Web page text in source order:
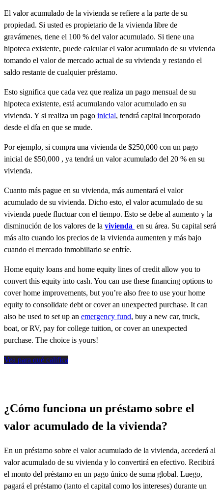
El valor acumulado de la vivienda se refiere a la parte de su
propiedad. Si usted es propietario de la vivienda libre de
gravámenes, tiene el 100 % del valor acumulado. Si tiene una
hipoteca existente, puede calcular el valor acumulado de su vivienda
tomando el valor de mercado actual de su vivienda y restando el
saldo restante de cualquier préstamo.
Esto significa que cada vez que realiza un pago mensual de su
hipoteca existente, está acumulando valor acumulado en su
vivienda. Y si realiza un pago inicial, tendrá capital incorporado
desde el día en que se mude.
Por ejemplo, si compra una vivienda de $250,000 con un pago
inicial de $50,000 , ya tendrá un valor acumulado del 20 % en su
vivienda.
Cuanto más pague en su vivienda, más aumentará el valor
acumulado de su vivienda. Dicho esto, el valor acumulado de su
vivienda puede fluctuar con el tiempo. Esto se debe al aumento y la
disminución de los valores de la vivienda en su área. Su capital será
más alto cuando los precios de la vivienda aumenten y más bajo
cuando el mercado inmobiliario se enfríe.
Home equity loans and home equity lines of credit allow you to
convert this equity into cash. You can use these financing options to
cover home improvements, but you’re also free to use your home
equity to consolidate debt or cover an unexpected purchase. It can
also be used to set up an emergency fund, buy a new car, truck,
boat, or RV, pay for college tuition, or cover an unexpected
purchase. The choice is yours!
Vea para qué califica
¿Cómo funciona un préstamo sobre el
valor acumulado de la vivienda?
En un préstamo sobre el valor acumulado de la vivienda, accederá al
valor acumulado de su vivienda y lo convertirá en efectivo. Recibirá
el monto del préstamo en un pago único de suma global. Luego,
pagará el préstamo (tanto el capital como los intereses) durante un